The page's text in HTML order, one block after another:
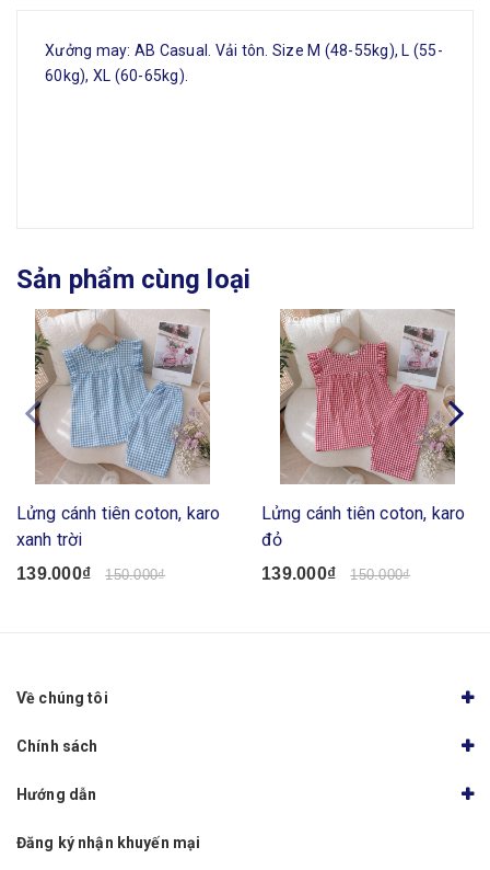
Xưởng may: AB Casual. Vải tôn. Size M (48-55kg), L (55-
60kg), XL (60-65kg).
Sản phẩm cùng loại
Lửng cánh tiên coton, karo
xanh trời
139.000₫ 150.000₫
Lửng cánh tiên coton, karo
đỏ
139.000₫ 150.000₫
Về chúng tôi
Chính sách
Hướng dẫn
Đăng ký nhận khuyến mại